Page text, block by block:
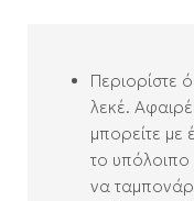
Περιορίστε
λεκέ.
μπορείτε με
το υπόλοιπο
να